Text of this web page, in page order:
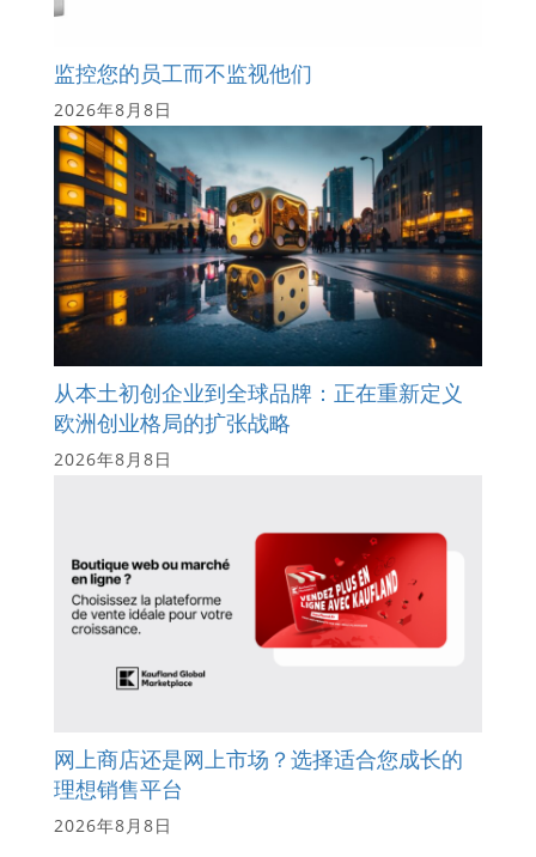
监控您的员工而不监视他们
2026年8月8日
从本土初创企业到全球品牌：正在重新定义
欧洲创业格局的扩张战略
2026年8月8日
网上商店还是网上市场？选择适合您成长的
理想销售平台
2026年8月8日